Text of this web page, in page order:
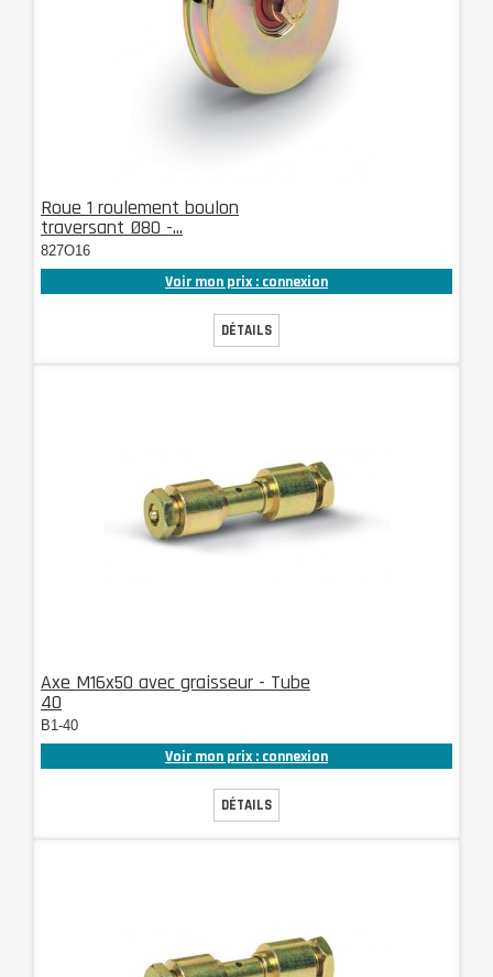
Roue 1 roulement boulon
traversant Ø80 -...
827O16
Voir mon prix : connexion
DÉTAILS
Axe M16x50 avec graisseur - Tube
40
B1-40
Voir mon prix : connexion
DÉTAILS